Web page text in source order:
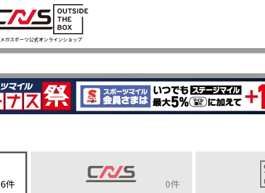
メガスポーツ公式オンラインショップ
6件 0件